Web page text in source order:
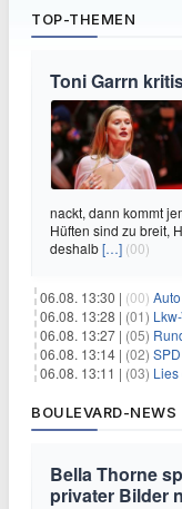
TOP-THEMEN
Toni Garrn
nackt, dann kommt
Hüften sind zu breit,
deshalb[…] (00)
06.08. 13:30 | (00)
06.08. 13:28 | (01)
06.08. 13:27 | (05)
06.08. 13:14 | (02) SPD
06.08. 13:11 | (03)
BOULEVARD-NEWS
Bella Thorne
privater Bilder